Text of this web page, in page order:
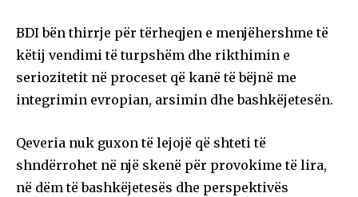
BDI bën thirrje për tërheqjen e menjëhershme të
këtij vendimi të turpshëm dhe rikthimin e
seriozitetit në proceset që kanë të bëjnë me
integrimin evropian, arsimin dhe bashkëjetesën.
Qeveria nuk guxon të lejojë që shteti të
shndërrohet në një skenë për provokime të lira,
në dëm të bashkëjetesës dhe perspektivës